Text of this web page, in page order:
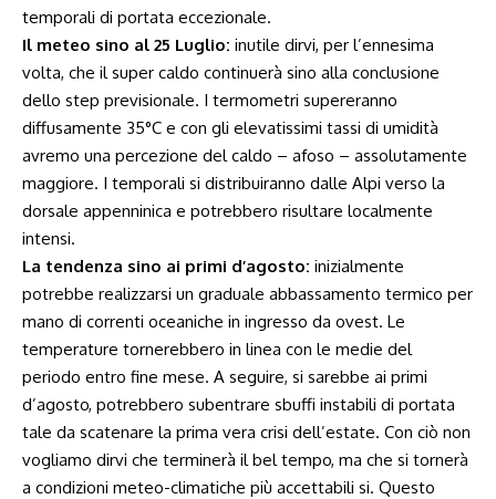
temporali di portata eccezionale.
Il meteo sino al 25 Luglio: inutile dirvi, per l’ennesima
volta, che il super caldo continuerà sino alla conclusione
dello step previsionale. I termometri supereranno
diffusamente 35°C e con gli elevatissimi tassi di umidità
avremo una percezione del caldo – afoso – assolutamente
maggiore. I temporali si distribuiranno dalle Alpi verso la
dorsale appenninica e potrebbero risultare localmente
intensi.
La tendenza sino ai primi d’agosto: inizialmente
potrebbe realizzarsi un graduale abbassamento termico per
mano di correnti oceaniche in ingresso da ovest. Le
temperature tornerebbero in linea con le medie del
periodo entro fine mese. A seguire, si sarebbe ai primi
d’agosto, potrebbero subentrare sbuffi instabili di portata
tale da scatenare la prima vera crisi dell’estate. Con ciò non
vogliamo dirvi che terminerà il bel tempo, ma che si tornerà
a condizioni meteo-climatiche più accettabili si. Questo